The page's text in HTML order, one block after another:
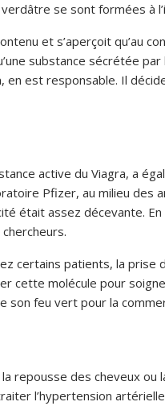
se sont formées à
et s’aperçoit qu’au
substance sécrétée
en est responsable. Il
active du Viagra, a
Pfizer, au milieu des
était assez décevante.
certains patients, la prise
cette molécule pour
son feu vert pour la
repousse des cheveux
l’hypertension